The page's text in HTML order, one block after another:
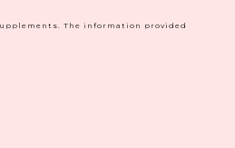
The information provided